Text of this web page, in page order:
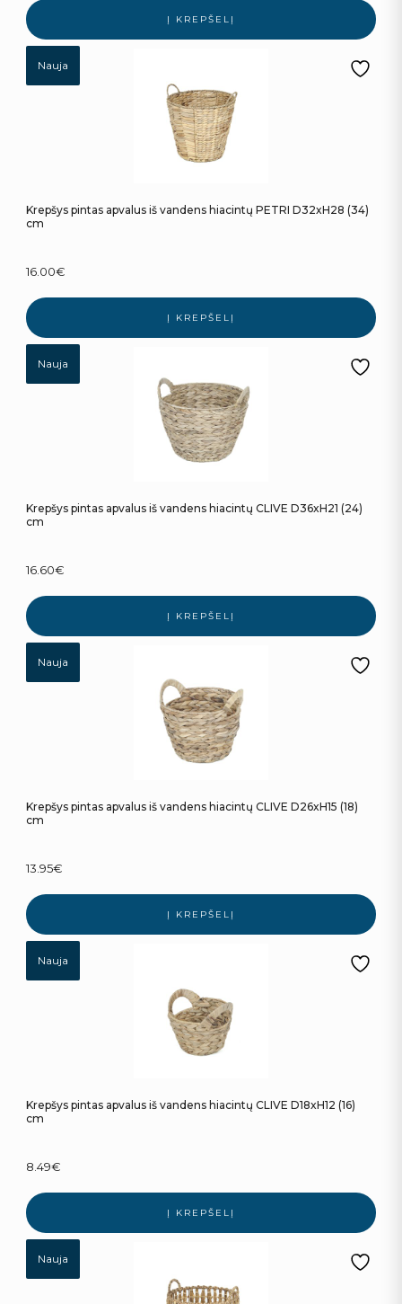
Į KREPŠELĮ
Nauja
Krepšys pintas apvalus iš vandens hiacintų PETRI D32xH28 (34)
cm
16.00€
Į KREPŠELĮ
Nauja
Krepšys pintas apvalus iš vandens hiacintų CLIVE D36xH21 (24)
cm
16.60€
Į KREPŠELĮ
Nauja
Krepšys pintas apvalus iš vandens hiacintų CLIVE D26xH15 (18)
cm
13.95€
Į KREPŠELĮ
Nauja
Krepšys pintas apvalus iš vandens hiacintų CLIVE D18xH12 (16)
cm
8.49€
Į KREPŠELĮ
Nauja